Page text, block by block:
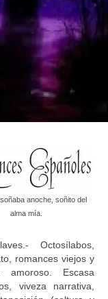
anoche, soñito del
alma mía.
Octosílabos,
romances viejos y
Escasa
viveza narrativa,